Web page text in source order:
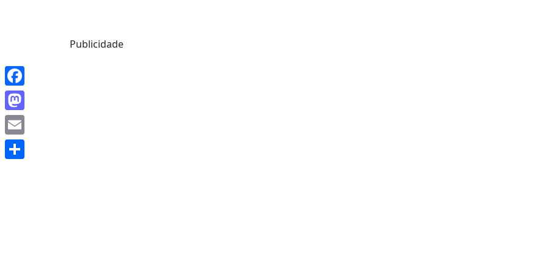
Publicidade
Facebook
Mastodon
Email